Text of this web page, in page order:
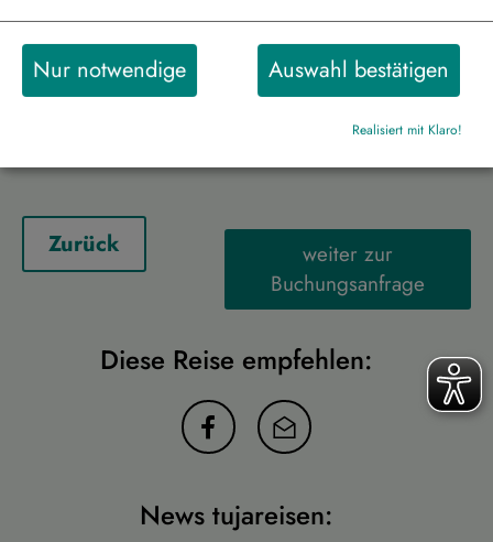
Inkludierter Sammeltransfer Hotel in Oslo –
Flughafen Oslo
0 €
Zurück
weiter zur
Buchungsanfrage
Diese Reise empfehlen:
News tujareisen:
Nur notwendige Auswahl bestätigen
Realisiert mit Klaro!